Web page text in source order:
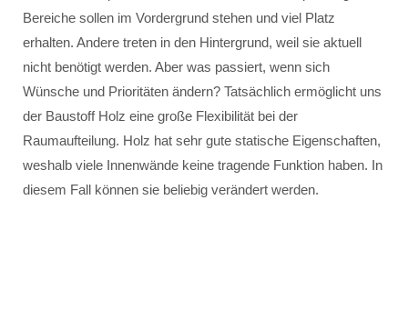
Bereiche sollen im Vordergrund stehen und viel Platz
erhalten. Andere treten in den Hintergrund, weil sie aktuell
nicht benötigt werden. Aber was passiert, wenn sich
Wünsche und Prioritäten ändern? Tatsächlich ermöglicht uns
der Baustoff Holz eine große Flexibilität bei der
Raumaufteilung. Holz hat sehr gute statische Eigenschaften,
weshalb viele Innenwände keine tragende Funktion haben. In
diesem Fall können sie beliebig verändert werden.